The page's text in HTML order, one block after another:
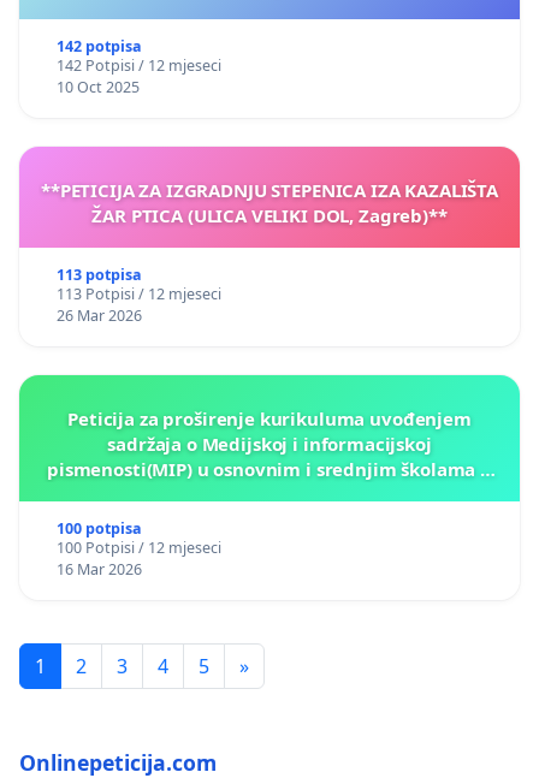
142 potpisa
142 Potpisi / 12 mjeseci
10 Oct 2025
**PETICIJA ZA IZGRADNJU STEPENICA IZA KAZALIŠTA
ŽAR PTICA (ULICA VELIKI DOL, Zagreb)**
113 potpisa
113 Potpisi / 12 mjeseci
26 Mar 2026
Peticija za proširenje kurikuluma uvođenjem
sadržaja o Medijskoj i informacijskoj
pismenosti(MIP) u osnovnim i srednjim školama u
100 potpisa
100 Potpisi / 12 mjeseci
16 Mar 2026
1 2 3 4 5 »
Onlinepeticija.com